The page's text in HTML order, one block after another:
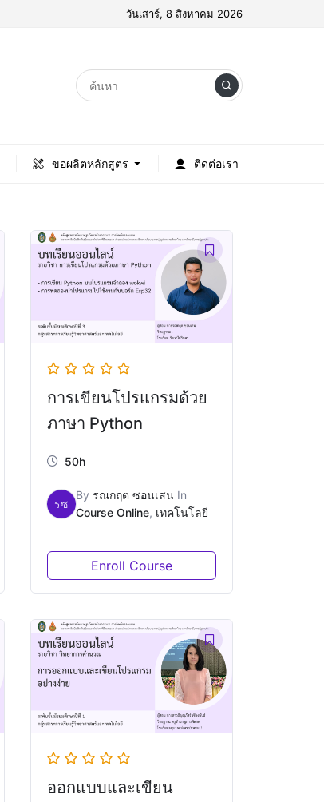
วันเสาร์, 8 สิงหาคม 2026
ขอผลิตหลักสูตร ติดต่อเรา
การเขียนโปรแกรมด้วย
ภาษา Python
50h
รซ
Byรณกฤต ซอนเสน In
Course Online, เทคโนโลยี
Enroll Course
ออกแบบและเขียน